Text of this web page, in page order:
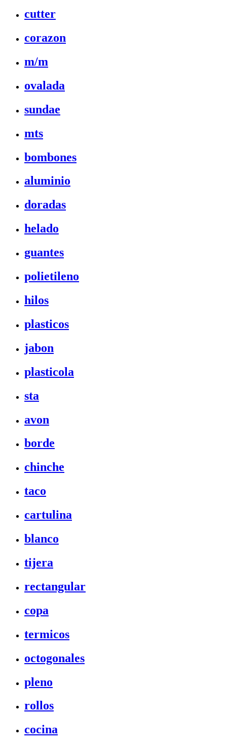
cutter
corazon
m/m
ovalada
sundae
mts
bombones
aluminio
doradas
helado
guantes
polietileno
hilos
plasticos
jabon
plasticola
sta
avon
borde
chinche
taco
cartulina
blanco
tijera
rectangular
copa
termicos
octogonales
pleno
rollos
cocina